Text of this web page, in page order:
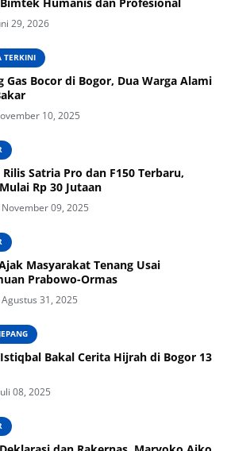
29, 2026
TERKINI
Gas Bocor di Bogor, Dua Warga Alami
10, 2025
Satria Pro dan F150 Terbaru,
Rp 30 Jutaan
09, 2025
Masyarakat Tenang Usai
Prabowo-Ormas
31, 2025
Bakal Cerita Hijrah di Bogor 13
08, 2025